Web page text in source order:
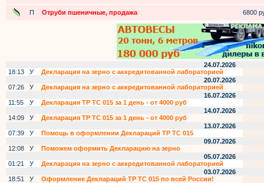
П Отруби пшеничные, продажа 6800
24.07.2026
18:13
У
Декларация на зерно с аккредитованной лабораторией
20.07.2026
07:26
У
Декларация на зерно с аккредитованной лабораторией
16.07.2026
11:55
У
Декларация ТР ТС 015 за 1 день - от 4000 руб
14.07.2026
14:09
У
Декларация ТР ТС 015 за 1 день - от 4000 руб
13.07.2026
07:39
У
Помощь в оформлении Деклараций ТР ТС 015
09.07.2026
12:08
У
Поможем оформить Декларацию на зерно
05.07.2026
01:21
У
Декларация на зерно с аккредитованной лабораторией
03.07.2026
18:51
У
Оформление Деклараций ТР ТС 015 по всей России!